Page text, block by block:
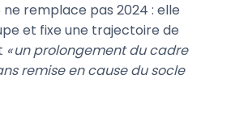
ne remplace pas 2024 : elle
et fixe une trajectoire de
« un prolongement du cadre
remise en cause du socle